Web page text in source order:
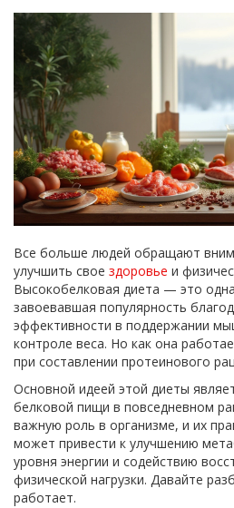
Все больше людей обращают
улучшить свое здоровье и
Высокобелковая диета — это
завоевавшая популярность
эффективности в поддержании
контроле веса. Но как она
при составлении протеинового
Основной идеей этой диеты
белковой пищи в повседневном
важную роль в организме, и их
может привести к улучшению
уровня энергии и содействию
физической нагрузки. Давайте
работает.